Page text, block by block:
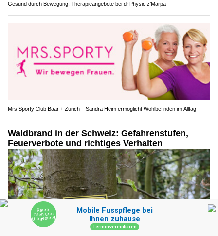
Gesund durch Bewegung: Therapieangebote bei dr’Physio z’Marpa
Mrs.Sporty Club Baar + Zürich – Sandra Heim ermöglicht Wohlbefinden im Alltag
Waldbrand in der Schweiz: Gefahrenstufen,
Feuerverbote und richtiges Verhalten